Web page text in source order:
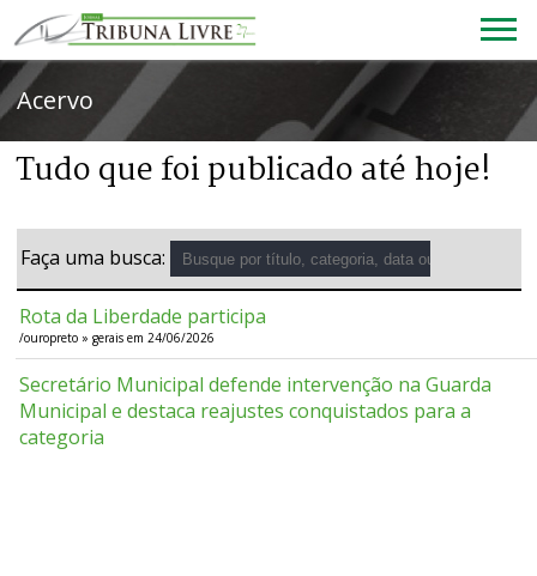
Acervo
Tudo que foi publicado até hoje!
Faça uma busca:
Rota da Liberdade participa
/ouropreto » gerais em 24/06/2026
Secretário Municipal defende intervenção na Guarda
Municipal e destaca reajustes conquistados para a
categoria